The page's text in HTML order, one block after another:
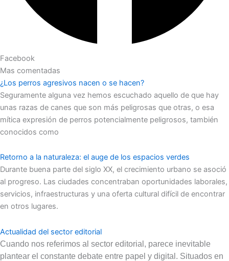
Facebook
Mas comentadas
¿Los perros agresivos nacen o se hacen?
Seguramente alguna vez hemos escuchado aquello de que hay
unas razas de canes que son más peligrosas que otras, o esa
mítica expresión de perros potencialmente peligrosos, también
conocidos como
Retorno a la naturaleza: el auge de los espacios verdes
Durante buena parte del siglo XX, el crecimiento urbano se asoció
al progreso. Las ciudades concentraban oportunidades laborales,
servicios, infraestructuras y una oferta cultural difícil de encontrar
en otros lugares.
Actualidad del sector editorial
Cuando nos referimos al sector editorial, parece inevitable
plantear el constante debate entre papel y digital. Situados en